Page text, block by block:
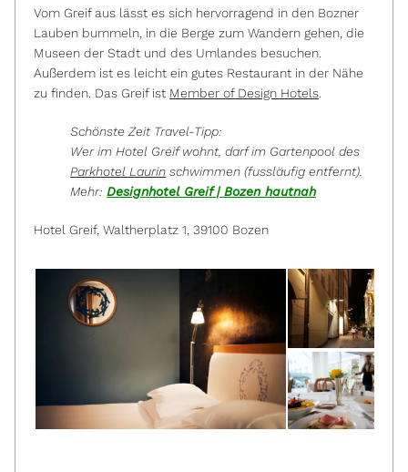
Vom Greif aus lässt es sich hervorragend in den Bozner
Lauben bummeln, in die Berge zum Wandern gehen, die
Museen der Stadt und des Umlandes besuchen.
Außerdem ist es leicht ein gutes Restaurant in der Nähe
zu finden. Das Greif ist Member of Design Hotels
Schönste Zeit Travel-Tipp:
Wer im Hotel Greif wohnt, darf im Gartenpool des
Parkhotel Laurin schwimmen (fussläufig entfernt).
Mehr: Designhotel Greif | Bozen hautnah
Hotel Greif, Waltherplatz 1, 39100 Bozen